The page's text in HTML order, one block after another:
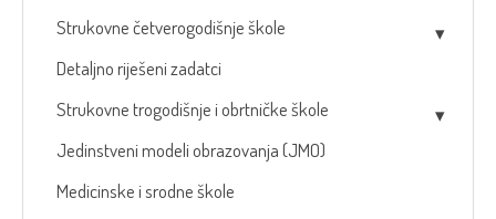
Strukovne četverogodišnje škole
Detaljno riješeni zadatci
Strukovne trogodišnje i obrtničke škole
Jedinstveni modeli obrazovanja (JMO)
Medicinske i srodne škole